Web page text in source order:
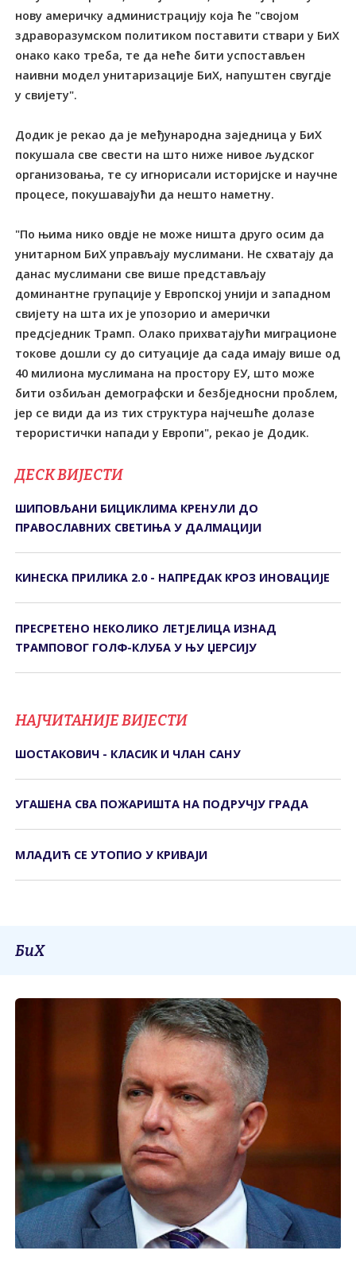
нову америчку администрацију која ће "својом
здраворазумском политиком поставити ствари у БиХ
онако како треба, те да неће бити успостављен
наивни модел унитаризације БиХ, напуштен свугдје
у свијету".
Додик је рекао да је међународна заједница у БиХ
покушала све свести на што ниже нивое људског
организовања, те су игнорисали историјске и научне
процесе, покушавајући да нешто наметну.
"По њима нико овдје не може ништа друго осим да
унитарном БиХ управљају муслимани. Не схватају да
данас муслимани све више представљају
доминантне групације у Европској унији и западном
свијету на шта их је упозорио и амерички
предсједник Трамп. Олако прихватајући миграционе
токове дошли су до ситуације да сада имају више од
40 милиона муслимана на простору ЕУ, што може
бити озбиљан демографски и безбједносни проблем,
јер се види да из тих структура најчешће долазе
терористички напади у Европи", рекао је Додик.
ДЕСК ВИЈЕСТИ
ШИПОВЉАНИ БИЦИКЛИМА КРЕНУЛИ ДО
ПРАВОСЛАВНИХ СВЕТИЊА У ДАЛМАЦИЈИ
КИНЕСКА ПРИЛИКА 2.0 - НАПРЕДАК КРОЗ ИНОВАЦИЈЕ
ПРЕСРЕТЕНО НЕКОЛИКО ЛЕТЈЕЛИЦА ИЗНАД
ТРАМПОВОГ ГОЛФ-КЛУБА У ЊУ ЏЕРСИЈУ
НАЈЧИТАНИЈЕ ВИЈЕСТИ
ШОСТАКОВИЧ - КЛАСИК И ЧЛАН САНУ
УГАШЕНА СВА ПОЖАРИШТА НА ПОДРУЧЈУ ГРАДА
МЛАДИЋ СЕ УТОПИО У КРИВАЈИ
БиХ